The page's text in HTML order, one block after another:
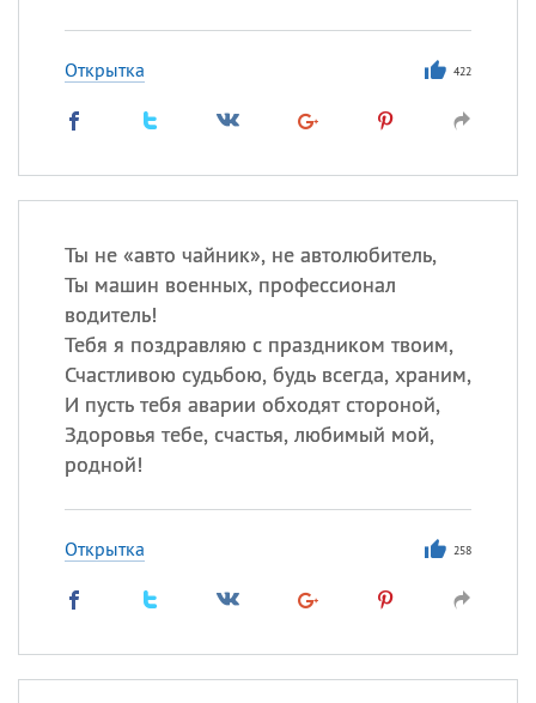
Открытка 422
Ты не «авто чайник», не автолюбитель,
Ты машин военных, профессионал
водитель!
Тебя я поздравляю с праздником твоим,
Счастливою судьбою, будь всегда, храним,
И пусть тебя аварии обходят стороной,
Здоровья тебе, счастья, любимый мой,
родной!
Открытка 258
Кристина
происхождение